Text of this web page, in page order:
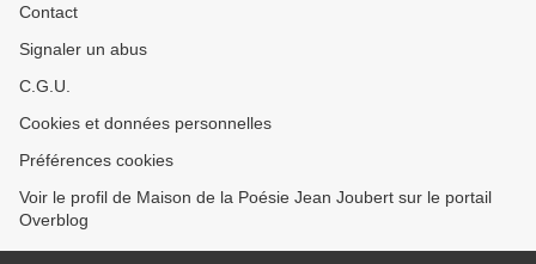
Contact
Signaler un abus
C.G.U.
Cookies et données personnelles
Préférences cookies
Voir le profil de Maison de la Poésie Jean Joubert sur le portail
Overblog